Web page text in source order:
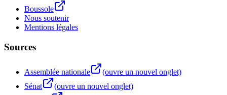
Boussole
Nous soutenir
Mentions légales
Sources
Assemblée nationale
(ouvre un nouvel onglet)
Sénat
(ouvre un nouvel onglet)